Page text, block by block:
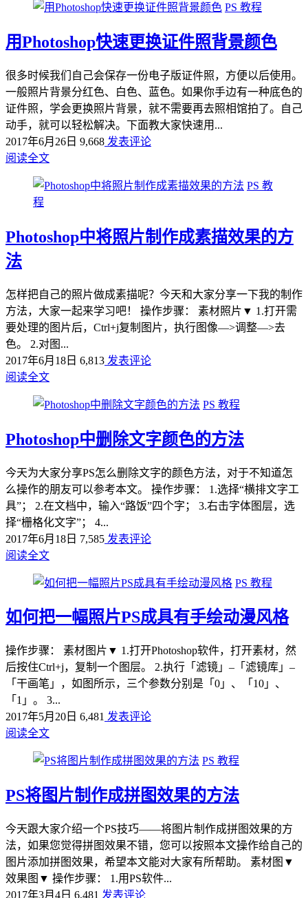
PS 教程
用Photoshop快速更换证件照背景颜色
很多时候我们自己会保存一份电子版证件照，方便以后使用。
一般照片背景分红色、白色、蓝色。如果你手边有一种底色的
证件照，学会更换照片背景，就不需要再去照相馆拍了。自己
动手，就可以轻松解决。下面教大家快速用...
2017年6月26日 9,668 发表评论
阅读全文
PS 教
程
Photoshop中将照片制作成素描效果的方
法
怎样把自己的照片做成素描呢？今天和大家分享一下我的制作
方法，大家一起来学习吧！ 操作步骤： 素材照片▼ 1.打开需
要处理的图片后，Ctrl+j复制图片，执行图像—>调整—>去
色。 2.对图...
2017年6月18日 6,813 发表评论
阅读全文
PS 教程
Photoshop中删除文字颜色的方法
今天为大家分享PS怎么删除文字的颜色方法，对于不知道怎
么操作的朋友可以参考本文。 操作步骤： 1.选择“横排文字工
具”； 2.在文档中，输入“路饭”四个字； 3.右击字体图层，选
择“栅格化文字”； 4...
2017年6月18日 7,585 发表评论
阅读全文
PS 教程
如何把一幅照片PS成具有手绘动漫风格
操作步骤： 素材图片▼ 1.打开Photoshop软件，打开素材，然
后按住Ctrl+j，复制一个图层。 2.执行「滤镜」–「滤镜库」–
「干画笔」，如图所示，三个参数分别是「0」、「10」、
「1」。 3...
2017年5月20日 6,481 发表评论
阅读全文
PS 教程
PS将图片制作成拼图效果的方法
今天跟大家介绍一个PS技巧——将图片制作成拼图效果的方
法，如果您觉得拼图效果不错，您可以按照本文操作给自己的
图片添加拼图效果，希望本文能对大家有所帮助。 素材图▼
效果图▼ 操作步骤： 1.用PS软件...
2017年3月4日 6,481 发表评论